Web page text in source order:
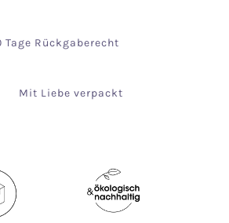
Tage Rückgaberecht
Liebe verpackt